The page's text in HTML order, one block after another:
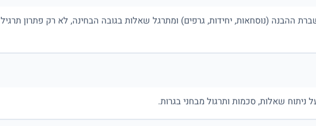
ההבנה (נוסחאות, יחידות, גרפים) ומתרגל שאלות בגובה הבחינה, לא רק פתרון תרגיל
שאלות, סכמות ותרגול מבחני בגרות.